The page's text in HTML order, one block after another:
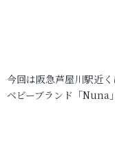
今回は阪急芦屋川駅近
ベビーブランド「Nuna